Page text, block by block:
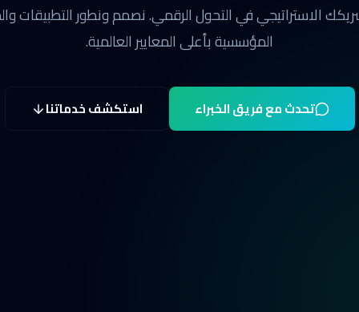
الاستراتيجي في التحول الرقمي. نصمم ونطور التطبيقات
المؤسسية بأعلى المعايير العالمية.
تحدث مع فريق الخبراء استكشف خدماتنا